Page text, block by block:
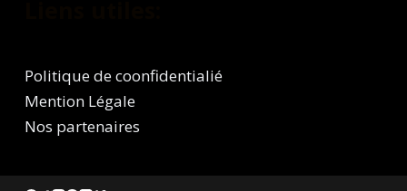
Politique de coonfidentialié
Mention Légale
Nos partenaires